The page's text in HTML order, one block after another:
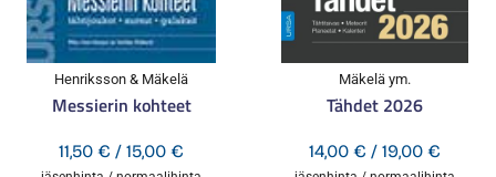
Henriksson & Mäkelä
Messierin kohteet
11,50 € / 15,00 €
Mäkelä ym.
Tähdet 2026
14,00 € / 19,00 €